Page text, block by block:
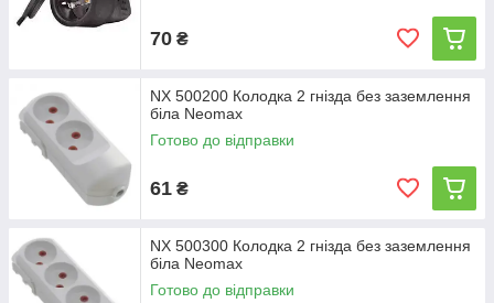
70 ₴
NX 500200 Колодка 2 гнізда без заземлення
біла Neomax
Готово до відправки
61 ₴
NX 500300 Колодка 2 гнізда без заземлення
біла Neomax
Готово до відправки